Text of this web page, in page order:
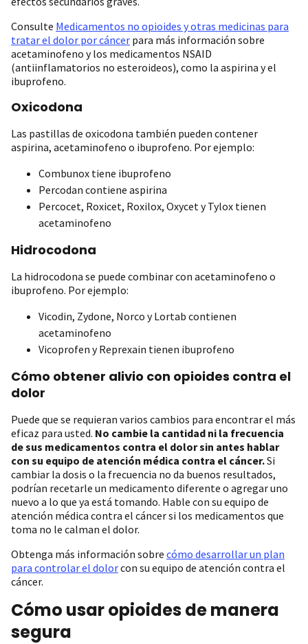
Consulte Medicamentos no opioides y otras medicinas para
tratar el dolor por cáncer para más información sobre
acetaminofeno y los medicamentos NSAID
(antiinflamatorios no esteroideos), como la aspirina y el
ibuprofeno.
Oxicodona
Las pastillas de oxicodona también pueden contener
aspirina, acetaminofeno o ibuprofeno. Por ejemplo:
Combunox tiene ibuprofeno
Percodan contiene aspirina
Percocet, Roxicet, Roxilox, Oxycet y Tylox tienen
acetaminofeno
Hidrocodona
La hidrocodona se puede combinar con acetaminofeno o
ibuprofeno. Por ejemplo:
Vicodin, Zydone, Norco y Lortab contienen
acetaminofeno
Vicoprofen y Reprexain tienen ibuprofeno
Cómo obtener alivio con opioides contra el
dolor
Puede que se requieran varios cambios para encontrar el más
eficaz para usted. No cambie la cantidad ni la frecuencia
de sus medicamentos contra el dolor sin antes hablar
con su equipo de atención médica contra el cáncer.Si
cambiar la dosis o la frecuencia no da buenos resultados,
podrían recetarle un medicamento diferente o agregar uno
nuevo a lo que ya está tomando. Hable con su equipo de
atención médica contra el cáncer si los medicamentos que
toma no le calman el dolor.
Obtenga más información sobre cómo desarrollar un plan
para controlar el dolorcon su equipo de atención contra el
cáncer.
Cómo usar opioides de manera
segura